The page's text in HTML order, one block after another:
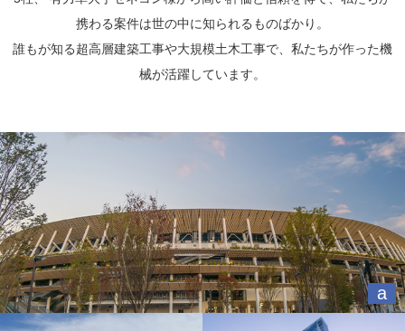
携わる案件は世の中に知られるものばかり。
誰もが知る超高層建築工事や大規模土木工事で、私たちが作った機
械が活躍しています。
a